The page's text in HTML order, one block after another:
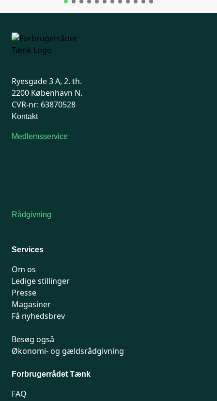
Ryesgade 3 A, 2. th.
2200 København N.
CVR-nr: 63870528
Kontakt
Medlemsservice
Rådgivning
Services
Om os
Ledige stillinger
Presse
Magasiner
Få nyhedsbrev
Besøg også
Økonomi- og gældsrådgivning
Forbrugerrådet Tænk
FAQ